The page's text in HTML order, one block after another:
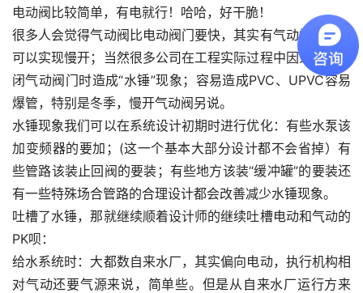
电动阀比较简单，有电就行！哈哈，好干脆！
很多人会觉得气动阀比电动阀门要快，其实有气动慢开阀，
可以实现慢开；当然很多公司在工程实际过程中因为瞬间关
闭气动阀门时造成“水锤”现象；容易造成PVC、UPVC容易
爆管，特别是冬季，慢开气动阀另说。
水锤现象我们可以在系统设计初期时进行优化：有些水泵该
加变频器的要加；(这一个基本大部分设计都不会省掉）有
些管路该装止回阀的要装；有些地方该装“缓冲罐”的要装还
有一些特殊场合管路的合理设计都会改善减少水锤现象。
吐槽了水锤，那就继续顺着设计师的继续吐槽电动和气动的
PK呗：
给水系统时：大都数自来水厂，其实偏向电动，执行机构相
对气动还要气源来说，简单些。但是从自来水厂运行方来